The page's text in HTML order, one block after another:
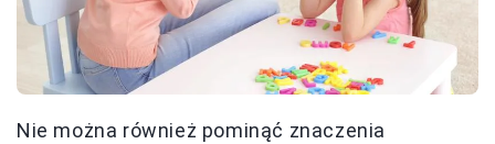
Nie można również pominąć znaczenia